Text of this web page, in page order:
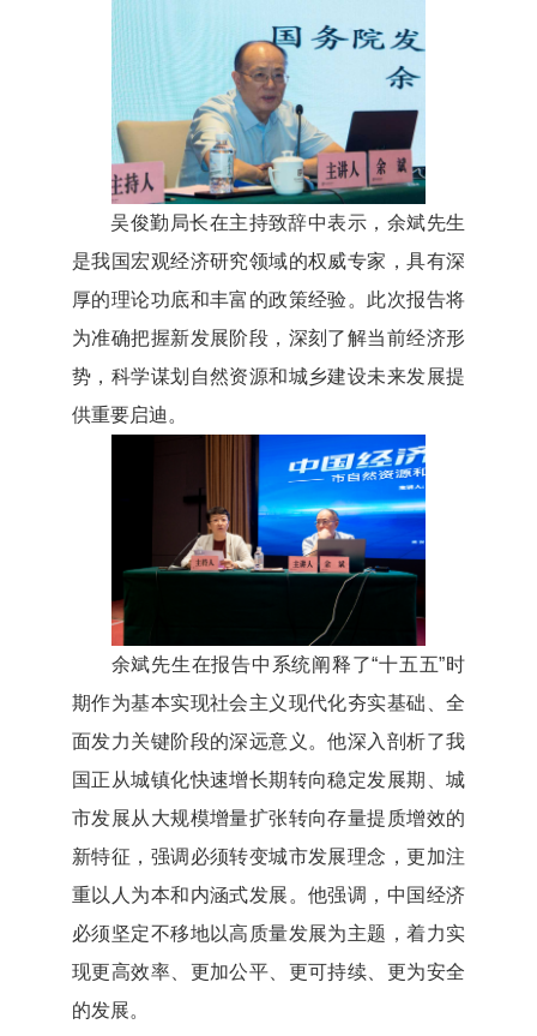
吴俊勤局长在主持致辞中表示，余斌先生
是我国宏观经济研究领域的权威专家，具有深
厚的理论功底和丰富的政策经验。此次报告将
为准确把握新发展阶段，深刻了解当前经济形
势，科学谋划自然资源和城乡建设未来发展提
供重要启迪。
余斌先生在报告中系统阐释了“十五五”时
期作为基本实现社会主义现代化夯实基础、全
面发力关键阶段的深远意义。他深入剖析了我
国正从城镇化快速增长期转向稳定发展期、城
市发展从大规模增量扩张转向存量提质增效的
新特征，强调必须转变城市发展理念，更加注
重以人为本和内涵式发展。他强调，中国经济
必须坚定不移地以高质量发展为主题，着力实
现更高效率、更加公平、更可持续、更为安全
的发展。